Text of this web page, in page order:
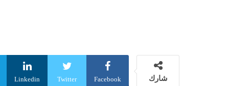
شارك Facebook
Twitter
Linkedin